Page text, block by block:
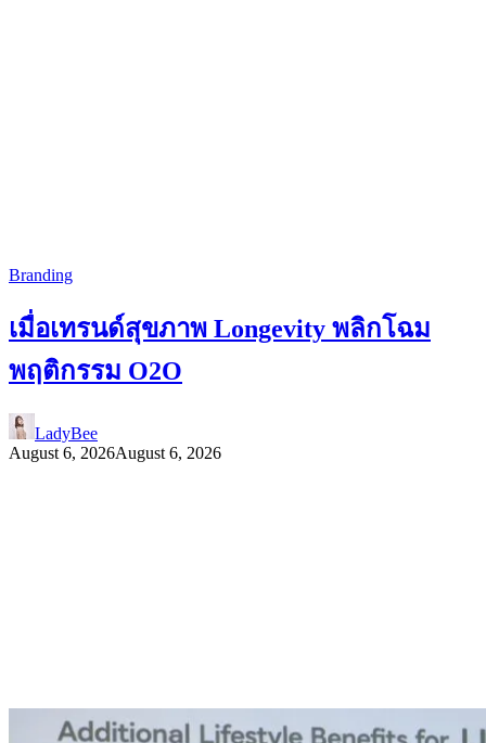
Branding
เมื่อเทรนด์สุขภาพ Longevity พลิกโฉม
พฤติกรรม O2O
LadyBee
August 6, 2026August 6, 2026